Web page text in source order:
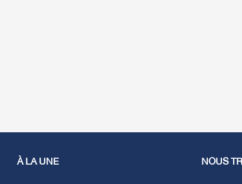
À LA UNE NOUS